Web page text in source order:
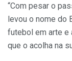
“Com pesar o
levou o nome do
futebol em arte e
que o acolha na